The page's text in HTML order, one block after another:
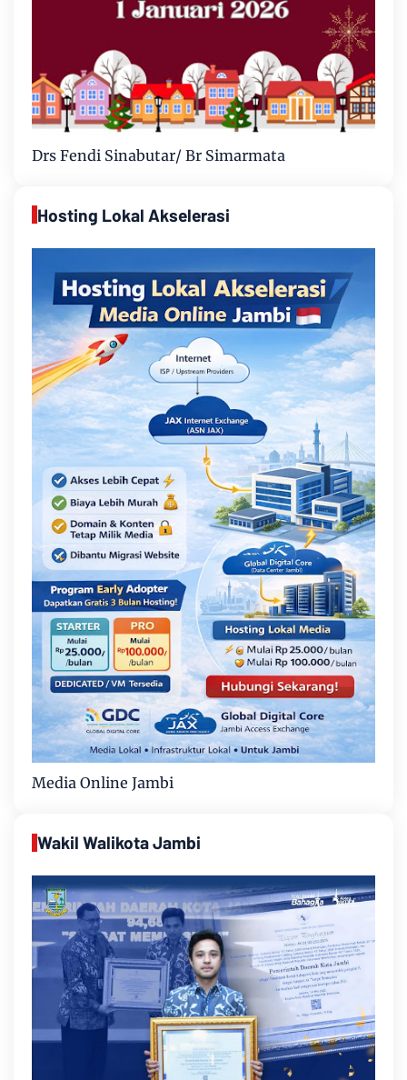
Drs Fendi Sinabutar/ Br Simarmata
Hosting Lokal Akselerasi
Media Online Jambi
Wakil Walikota Jambi